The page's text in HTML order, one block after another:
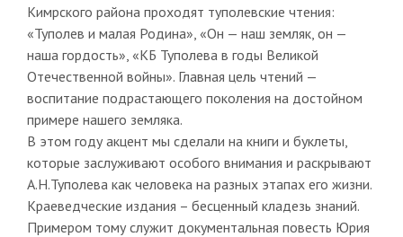
Кимрского района проходят туполевские чтения:
«Туполев и малая Родина», «Он — наш земляк, он —
наша гордость», «КБ Туполева в годы Великой
Отечественной войны». Главная цель чтений —
воспитание подрастающего поколения на достойном
примере нашего земляка.
В этом году акцент мы сделали на книги и буклеты,
которые заслуживают особого внимания и раскрывают
А.Н.Туполева как человека на разных этапах его жизни.
Краеведческие издания – бесценный кладезь знаний.
Примером тому служит документальная повесть Юрия